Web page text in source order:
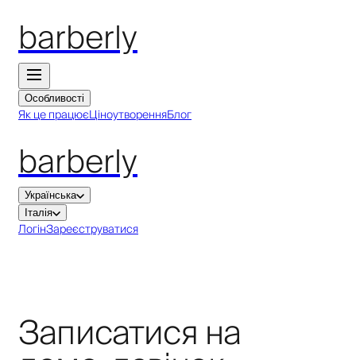
barberly
Особливості
Як це працюєЦіноутворенняБлог
barberly
Українська
Італія
ЛогінЗареєструватися
Записатися на